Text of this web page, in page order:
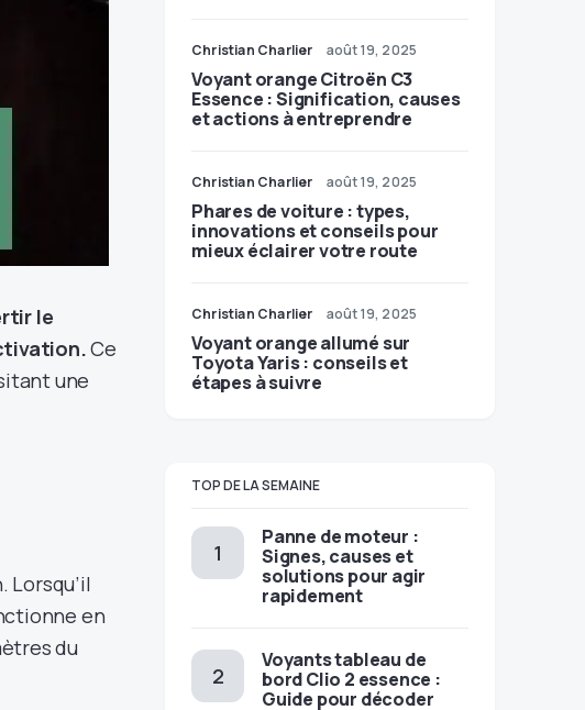
le
Ce
une
Lorsqu’il
en
du
Christian Charlier août 19, 2025
Voyant orange Citroën C3
Essence : Signification, causes
et actions à entreprendre
Christian Charlier août 19, 2025
Phares de voiture : types,
innovations et conseils pour
mieux éclairer votre route
Christian Charlier août 19, 2025
Voyant orange allumé sur
Toyota Yaris : conseils et
étapes à suivre
TOP DE LA SEMAINE
Panne de moteur :
Signes, causes et
solutions pour agir
rapidement
Voyants tableau de
bord Clio 2 essence :
Guide pour décoder